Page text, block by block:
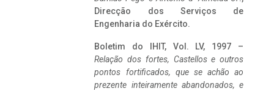
Direcção dos Serviços de
Engenharia do Exército.
Boletim do IHIT, Vol. LV, 1997 –
Relação dos fortes, Castellos e outros
pontos fortificados, que se achão ao
prezente inteiramente abandonados, e